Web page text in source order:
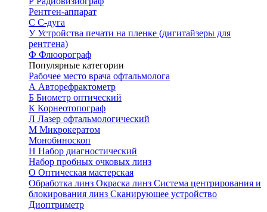
Рентген-аппарат
С С-дуга
УУстройства печати на пленке (дигитайзеры для
рентгена)
Ф Флюорограф
Популярные категории
Рабочее место врача офтальмолога
А Авторефрактометр
Б Биометр оптический
К Корнеотопограф
Л Лазер офтальмологический
М Микрокератом
Монобиноскоп
Н Набор диагностический
Набор пробных очковых линз
О Оптическая мастерская
Обработка линз Окраска линз Система центрирования и
блокирования линз Сканирующее устройство
Диоптриметр